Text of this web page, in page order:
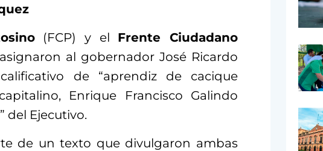
(FCP) y el Frente Ciudadano
al gobernador José Ricardo
de “aprendiz de cacique
Enrique Francisco Galindo
del Ejecutivo.
de un texto que divulgaron ambas